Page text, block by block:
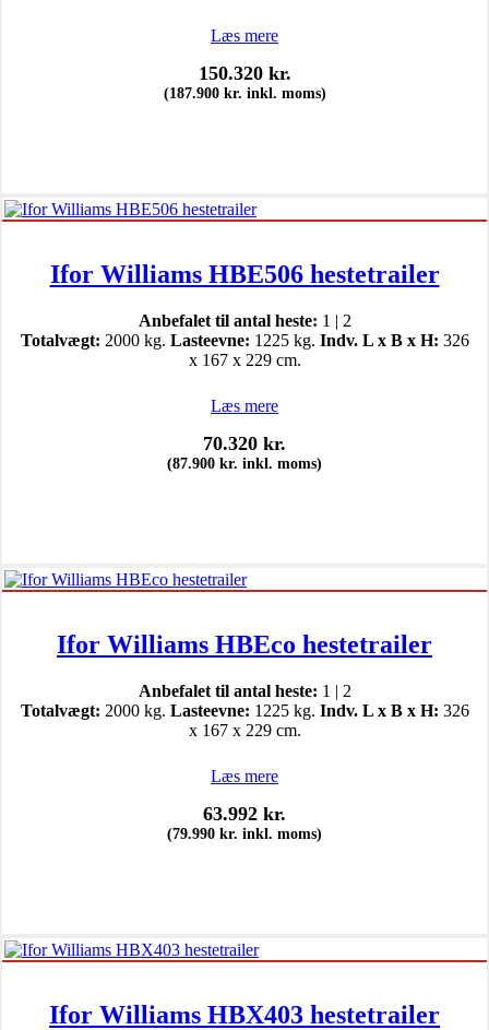
Læs mere
150.320 kr.
(187.900 kr. inkl. moms)
Ifor Williams HBE506 hestetrailer
Anbefalet til antal heste: 1 | 2
Totalvægt: 2000 kg. Lasteevne: 1225 kg. Indv. L x B x H: 326
x 167 x 229 cm.
Læs mere
70.320 kr.
(87.900 kr. inkl. moms)
Ifor Williams HBEco hestetrailer
Anbefalet til antal heste: 1 | 2
Totalvægt: 2000 kg. Lasteevne: 1225 kg. Indv. L x B x H: 326
x 167 x 229 cm.
Læs mere
63.992 kr.
(79.990 kr. inkl. moms)
Ifor Williams HBX403 hestetrailer